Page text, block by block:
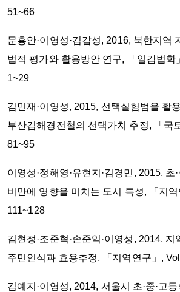
51~66
문흥안·이영성·김갑성, 2016, 북한지역
법적 평가와 활용방안 연구, 「일감법학
1~29
김민재·이영성, 2015, 선택실험범을 활
부산김해경전철의 선택가치 추정, 「국
81~95
이영성·정해영·유현지·김경민, 2015, 초
비만에 영향을 미치는 도시 특성, 「지
111~128
김현정·조준혁·손준익·이영성, 2014,
주민인식과 효용추정, 「지역연구」,
김예지·이영성, 2014, 서울시 초·중·고